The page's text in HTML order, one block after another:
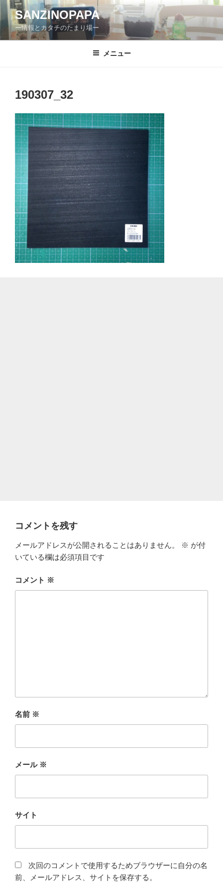
コ
ン
SANZINOPAPA
ー情報とカタチのたまり場ー
メニュー
190307_32
コメントを残す
メールアドレスが公開されることはありません。 ※ が付
いている欄は必須項目です
コメント ※
名前 ※
メール ※
サイト
次回のコメントで使用するためブラウザーに自分の名
前、メールアドレス、サイトを保存する。